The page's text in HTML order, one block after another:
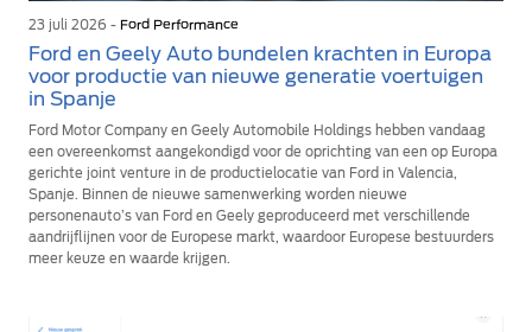
23 juli 2026 - Ford Performance
Ford en Geely Auto bundelen krachten in Europa
voor productie van nieuwe generatie voertuigen
in Spanje
Ford Motor Company en Geely Automobile Holdings hebben vandaag
een overeenkomst aangekondigd voor de oprichting van een op Europa
gerichte joint venture in de productielocatie van Ford in Valencia,
Spanje. Binnen de nieuwe samenwerking worden nieuwe
personenauto’s van Ford en Geely geproduceerd met verschillende
aandrijflijnen voor de Europese markt, waardoor Europese bestuurders
meer keuze en waarde krijgen.